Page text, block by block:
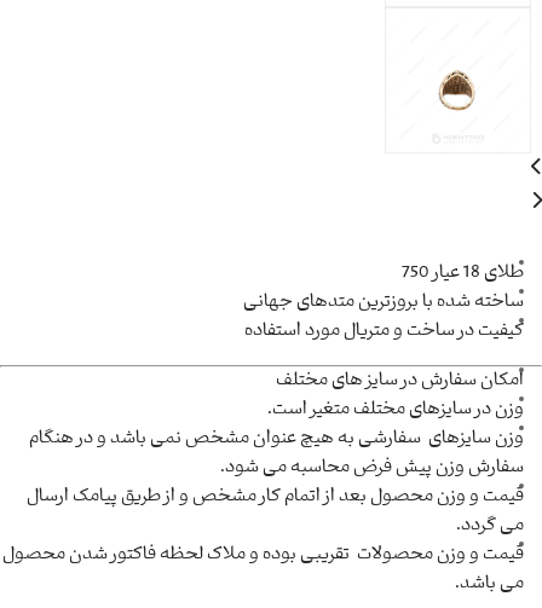
طلای 18 عیار 750
ساخته شده با بروزترین متدهای جهانی
کیفیت در ساخت و متریال مورد استفاده
امکان سفارش در سایز های مختلف
وزن در سایزهای مختلف متغیر است.
وزن سایزهای سفارشی به هیچ عنوان مشخص نمی باشد و در هنگام
سفارش وزن پیش فرض محاسبه می شود.
قیمت و وزن محصول بعد از اتمام کار مشخص و از طریق پیامک ارسال
می گردد.
قیمت و وزن محصولات تقریبی بوده و ملاک لحظه فاکتور شدن محصول
می باشد.